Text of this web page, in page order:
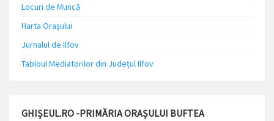
Locuri de Muncă
Harta Orașului
Jurnalul de Ilfov
Tabloul Mediatorilor din Județul Ilfov
GHIȘEUL.RO -PRIMĂRIA ORAȘULUI BUFTEA